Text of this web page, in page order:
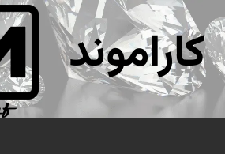
کاراموند